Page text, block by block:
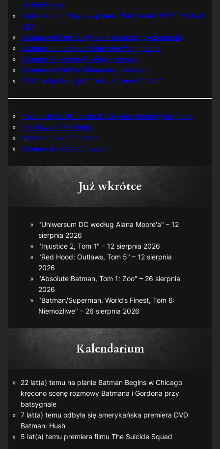
jak lód bonus
Najlepsze komiksy związane z Batmanem 2025 (Polska i
USA)
Batman Arkham: Clayface – recenzja, prezentacja
Batman i ukryty skarb Berniego Wrightsona
Batman: Full Moon (Pełnia) – recenzja
Batman and Robin: Memento – recenzja
30 lat od polskiej premiery „Batman Forever”
Powrót do lat 60. z okazji 60-lecia premiery Batmana
Z archiwum TM-Semic
Nawiązania do Batmana
Batman na kasetach video
Już wkrótce
"Uniwersum DC według Alana Moore'a" – 12
sierpnia 2026
"Injustice 2, Tom 1" – 12 sierpnia 2026
"Red Hood: Outlaws, Tom 5" – 12 sierpnia
2026
"Absolute Batman, Tom 1: Zoo" – 26 sierpnia
2026
"Batman/Superman. World’s Finest, Tom 6:
Niemożliwe" – 26 sierpnia 2026
Kalendarium
22 lat(a) temu na planie Batman Beginsw Chicago
kręcono scenę rozmowy Batmana i Gordona przy
batsygnale
7 lat(a) temu odbyła się amerykańska premiera DVD
Batman: Hush
5 lat(a) temu premiera filmu The Suicide Squad